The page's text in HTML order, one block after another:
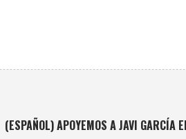
(ESPAÑOL) APOYEMOS A JAVI GARCÍA